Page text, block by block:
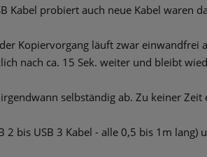
Kabel probiert auch neue Kabel waren
Kopiervorgang läuft zwar einwandfrei
nach ca. 15 Sek. weiter und bleibt
selbständig ab. Zu keiner
2 bis USB 3 Kabel - alle 0,5 bis 1m